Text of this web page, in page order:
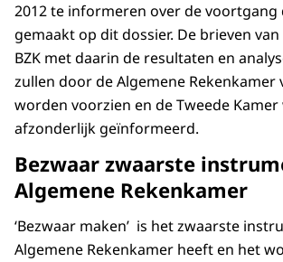
2012 te informeren over de
gemaakt op dit dossier. De brieven
BZK met daarin de resultaten en
zullen door de Algemene Rekenkamer
worden voorzien en de Tweede
afzonderlijk geïnformeerd.
Bezwaar zwaarste
Algemene Rekenkamer
‘Bezwaar maken’ is het zwaarste
Algemene Rekenkamer heeft en het